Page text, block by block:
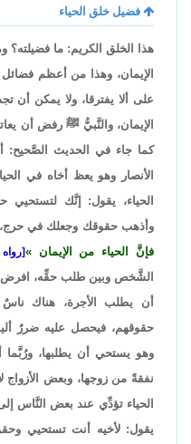
فضيل خلق الحياء
هذا الخلق الكريم: ما فضيلته؟
الإيمان، وهذا من أعظم
على ألا يفترقا، ولا يمكن أن
الإيمان، والنَّبيُّ ﷺ رفض أن
كما جاء في الحديث
الأنصار وهو يعظ أخاه في
الحياء، يقول: إنَّك
وأذهب حقوقك وجعلك في
فإنَّ الحياء من الإيمان
[رواه
الشَّخص وبين طلب حقِّه،
أن يطلب الأجرة، هناك
حقوقهم، فيحصل عليه ضررٌ
وهو يستحي أن يطلبها،
نفقةً من زوجها، وبعض الأزواج
الحياء تؤدِّي عند بعض النَّاس
يقول: لأخيه أنت تستحيي